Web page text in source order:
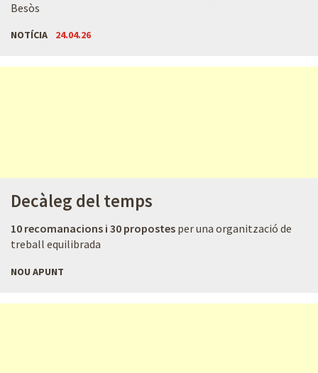
Besòs
NOTÍCIA 24.04.26
Decàleg del temps
10 recomanacions i 30 propostes per una organització de
treball equilibrada
NOU APUNT